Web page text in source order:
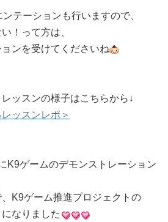
テーションも行いますので、
！って方は、
ンを受けてくださいね
ッスンの様子はこちらから↓
ッスンレポ＞
K9ゲームのデモンストレーション
K9ゲーム推進プロジェクトの
なりました